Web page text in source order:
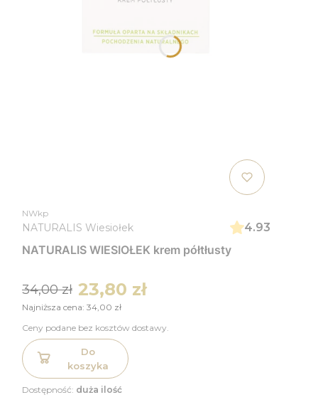
NWkp
NATURALIS Wiesiołek 4.93
NATURALIS WIESIOŁEK krem półtłusty
34,00 zł 23,80 zł
Najniższa cena: 34,00 zł
Ceny podane bez kosztów dostawy.
Do
koszyka
Dostępność: duża ilość